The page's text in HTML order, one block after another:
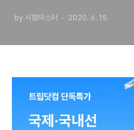
by 시험마스터 2020. 6. 15.